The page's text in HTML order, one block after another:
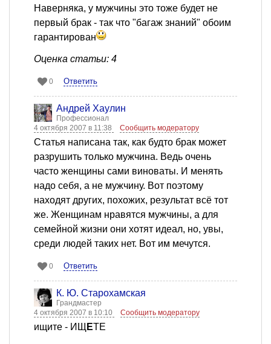
Наверняка, у мужчины это тоже будет не
первый брак - так что "багаж знаний" обоим
гарантирован
Оценка статьи: 4
0 Ответить
Андрей Хаулин
Профессионал
4 октября 2007 в 11:38
Сообщить модератору
Статья написана так, как будто брак может
разрушить только мужчина. Ведь очень
часто женщины сами виноваты. И менять
надо себя, а не мужчину. Вот поэтому
находят других, похожих, результат всё тот
же. Женщинам нравятся мужчины, а для
семейной жизни они хотят идеал, но, увы,
среди людей таких нет. Вот им мечутся.
0 Ответить
К. Ю. Старохамская
Грандмастер
4 октября 2007 в 10:10
Сообщить модератору
ищите - ИЩ ЕТЕ